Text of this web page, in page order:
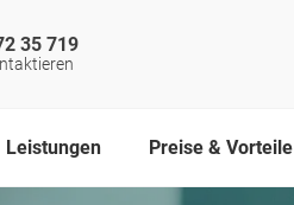
35 719
Leistungen Preise & Vorteile